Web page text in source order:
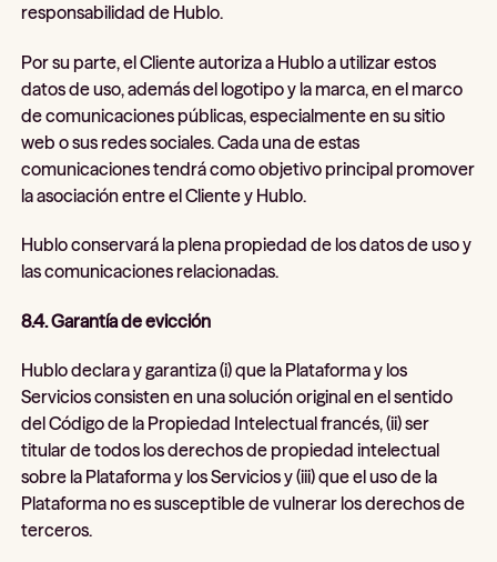
responsabilidad de Hublo.
Por su parte, el Cliente autoriza a Hublo a utilizar estos
datos de uso, además del logotipo y la marca, en el marco
de comunicaciones públicas, especialmente en su sitio
web o sus redes sociales. Cada una de estas
comunicaciones tendrá como objetivo principal promover
la asociación entre el Cliente y Hublo.
Hublo conservará la plena propiedad de los datos de uso y
las comunicaciones relacionadas.
8.4. Garantía de evicción
Hublo declara y garantiza (i) que la Plataforma y los
Servicios consisten en una solución original en el sentido
del Código de la Propiedad Intelectual francés, (ii) ser
titular de todos los derechos de propiedad intelectual
sobre la Plataforma y los Servicios y (iii) que el uso de la
Plataforma no es susceptible de vulnerar los derechos de
terceros.